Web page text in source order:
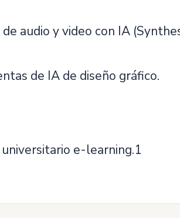
audio y video con IA
de IA de diseño gráfico.
e-learning.1